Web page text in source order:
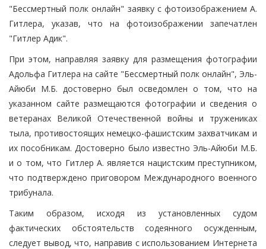
"Бессмертный полк онлайн" заявку с фотоизображением А.
Гитлера, указав, что на фотоизображении запечатлен
"Гитлер Адик".
При этом, направляя заявку для размещения фотографии
Адольфа Гитлера на сайте "Бессмертный полк онлайн", Эль-
Айюби М.Б. достоверно был осведомлен о том, что на
указанном сайте размещаются фотографии и сведения о
ветеранах Великой Отечественной войны и тружениках
тыла, противостоящих немецко-фашистским захватчикам и
их пособникам. Достоверно было известно Эль-Айюби М.Б.
и о том, что Гитлер А. является нацистским преступником,
что подтверждено приговором Международного военного
трибунала.
Таким образом, исходя из установленных судом
фактических обстоятельств содеянного осужденным,
следует вывод, что, направив с использованием Интернета